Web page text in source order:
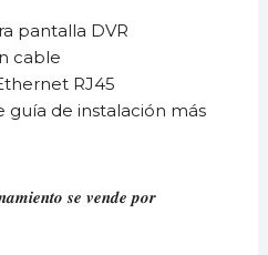
pantalla DVR
cable
RJ45
guía de instalación más
𝒔𝒆 𝒗𝒆𝒏𝒅𝒆 𝒑𝒐𝒓